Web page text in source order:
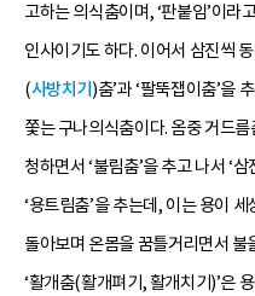
고하는 의식춤이며, ‘판붙임’이라
인사이기도 하다. 이어서 삼진씩
(사방치기 )춤’과 ‘팔뚝잽이춤’을
쫓는 구나의식춤이다. 옴중 거드
청하면서 ‘불림춤’을 추고 나서 ‘
‘용트림춤’을 추는데, 이는 용이
돌아보며 온몸을 꿈틀거리면서
‘활개춤(활개펴기, 활개치기)’은